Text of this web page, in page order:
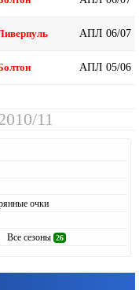
АПЛ 06/07
АПЛ 05/06
11
очки
Все сезоны 26